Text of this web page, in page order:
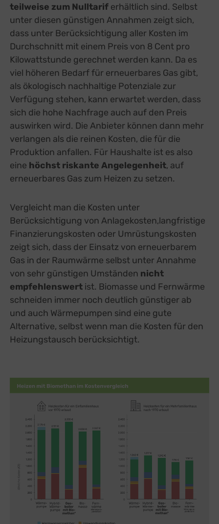
teilweise zum Nulltarif erhältlich sind. Selbst
unter diesen günstigen Annahmen zeigt sich,
dass unter Berücksichtigung aller Kosten im
Durchschnitt mit einem Preis von 8 Cent pro
Kilowattstunde gerechnet werden kann. Da es
viel höheren Bedarf für erneuerbares Gas gibt,
als ökologisch nachhaltige Potenziale zur
Verfügung stehen, kann erwartet werden, dass
sich die hohe Nachfrage auch auf den Preis
auswirken wird. Die Anbieter können dann mehr
verlangen als die reinen Kosten, die für die
Produktion anfallen. Für Haushalte ist es also
eine höchst riskante Angelegenheit, auf
erneuerbares Gas zum Heizen zu setzen.
Vergleicht man die Kosten unter
Berücksichtigung von Anlagekosten,langfristige
Finanzierungskosten oder Umrüstungskosten
zeigt sich, dass der Einsatz von erneuerbarem
Gas in der Raumwärme selbst unter Annahme
von sehr günstigen Umständen nicht
empfehlenswert ist. Biomasse und Fernwärme
schneiden immer noch deutlich günstiger ab
und auch Wärmepumpen sind eine gute
Alternative, selbst wenn man die Kosten für den
Heizungstausch berücksichtigt.